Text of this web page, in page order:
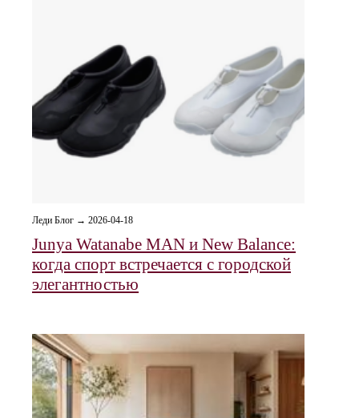
Леди Блог → 2026-04-18
Junya Watanabe MAN и New Balance:
когда спорт встречается с городской
элегантностью